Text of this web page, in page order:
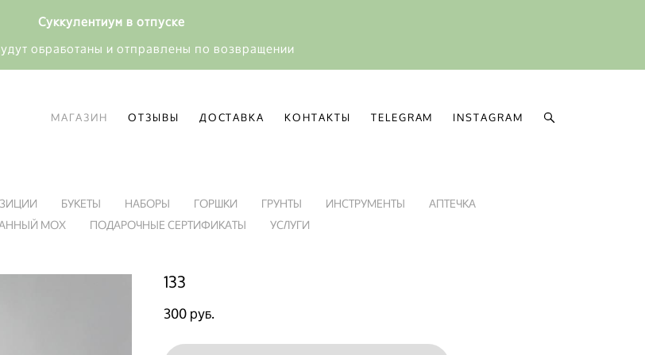
Суккулентиум в отпуске
обработаны и отправлены по возвращении
МАГАЗИН ОТЗЫВЫ ДОСТАВКА КОНТАКТЫ TELEGRAM INSTAGRAM
МАГАЗИН ОТЗЫВЫ ДОСТАВКА КОНТАКТЫ
БУКЕТЫ НАБОРЫ ГОРШКИ ГРУНТЫ ИНСТРУМЕНТЫ
АПТЕЧКА
МОХ
ПОДАРОЧНЫЕ СЕРТИФИКАТЫ УСЛУГИ
133
300 pуб.